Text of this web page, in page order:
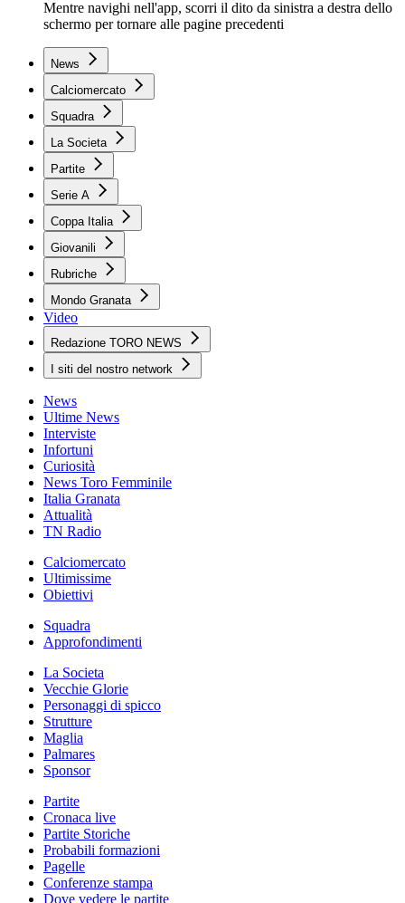
Mentre navighi nell'app, scorri il dito da sinistra a destra dello
schermo per tornare alle pagine precedenti
News
Calciomercato
Squadra
La Societa
Partite
Serie A
Coppa Italia
Giovanili
Rubriche
Mondo Granata
Video
Redazione TORO NEWS
I siti del nostro network
News
Ultime News
Interviste
Infortuni
Curiosità
News Toro Femminile
Italia Granata
Attualità
TN Radio
Calciomercato
Ultimissime
Obiettivi
Squadra
Approfondimenti
La Societa
Vecchie Glorie
Personaggi di spicco
Strutture
Maglia
Palmares
Sponsor
Partite
Cronaca live
Partite Storiche
Probabili formazioni
Pagelle
Conferenze stampa
Dove vedere le partite